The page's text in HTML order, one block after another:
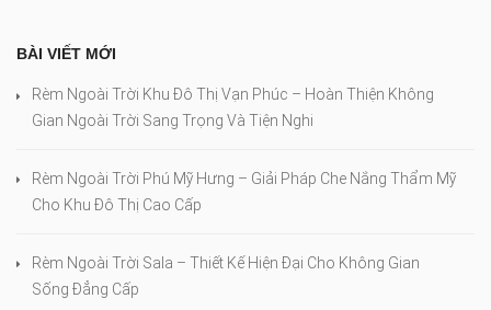
BÀI VIẾT MỚI
Rèm Ngoài Trời Khu Đô Thị Vạn Phúc – Hoàn Thiện Không
Gian Ngoài Trời Sang Trọng Và Tiện Nghi
Rèm Ngoài Trời Phú Mỹ Hưng – Giải Pháp Che Nắng Thẩm Mỹ
Cho Khu Đô Thị Cao Cấp
Rèm Ngoài Trời Sala – Thiết Kế Hiện Đại Cho Không Gian
Sống Đẳng Cấp